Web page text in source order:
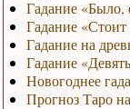
Гадание «Было,
Гадание «Стоит
Гадание на
Гадание
Новогоднее
Прогноз Таро